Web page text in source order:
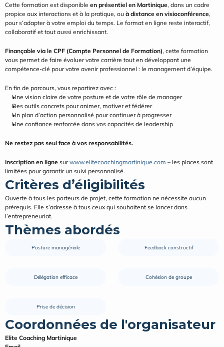
Cette formation est disponible en présentiel en Martinique, dans un cadre
propice aux interactions et à la pratique, ou à distance en visioconférence,
pour s’adapter à votre emploi du temps. Le format en ligne reste interactif,
collaboratif et tout aussi enrichissant.
Finançable via le CPF (Compte Personnel de Formation), cette formation
vous permet de faire évoluer votre carrière tout en développant une
compétence-clé pour votre avenir professionnel : le management d’équipe.
En fin de parcours, vous repartirez avec :
Une vision claire de votre posture et de votre rôle de manager
Des outils concrets pour animer, motiver et fédérer
Un plan d’action personnalisé pour continuer à progresser
Une confiance renforcée dans vos capacités de leadership
Ne restez pas seul face à vos responsabilités.
Inscription en ligne sur www.elitecoachingmartinique.com – les places sont
limitées pour garantir un suivi personnalisé.
Critères d’éligibilités
Ouverte à tous les porteurs de projet, cette formation ne nécessite aucun
prérequis. Elle s’adresse à tous ceux qui souhaitent se lancer dans
l’entrepreneuriat.
Thèmes abordés
Posture managériale Feedback constructif
Délégation efficace Cohésion de groupe
Prise de décision
Coordonnées de l'organisateur
Elite Coaching Martinique